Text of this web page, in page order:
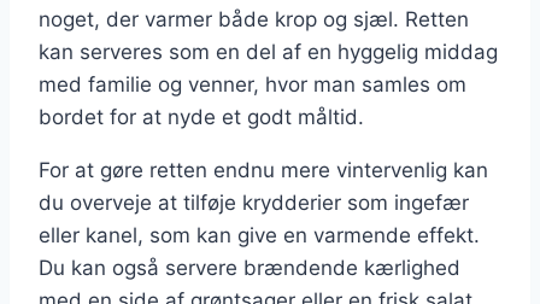
noget, der varmer både krop og sjæl. Retten
kan serveres som en del af en hyggelig middag
med familie og venner, hvor man samles om
bordet for at nyde et godt måltid.
For at gøre retten endnu mere vintervenlig kan
du overveje at tilføje krydderier som ingefær
eller kanel, som kan give en varmende effekt.
Du kan også servere brændende kærlighed